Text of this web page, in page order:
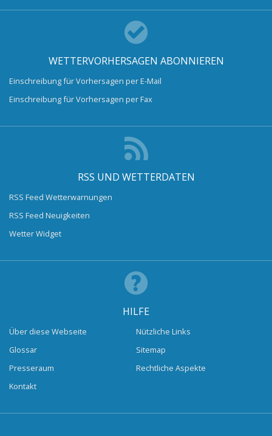
WETTERVORHERSAGEN ABONNIEREN
Einschreibung für Vorhersagen per E-Mail
Einschreibung für Vorhersagen per Fax
RSS UND WETTERDATEN
RSS Feed Wetterwarnungen
RSS Feed Neuigkeiten
Wetter Widget
HILFE
Über diese Webseite
Glossar
Presseraum
Kontakt
Nützliche Links
Sitemap
Rechtliche Aspekte